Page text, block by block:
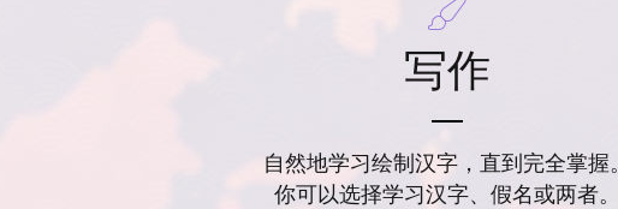
写作
自然地学习绘制汉字，直到完全掌握。
你可以选择学习汉字、假名或两者。